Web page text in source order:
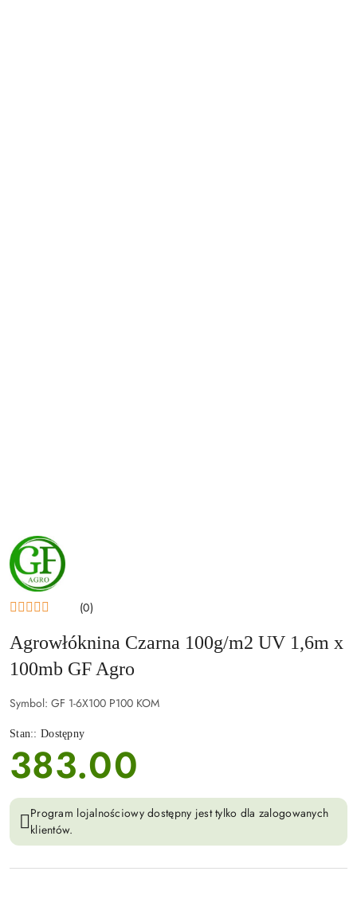
NAZWA
PRODUCENTA:
GF
AGRO
(0)
Agrowłóknina Czarna 100g/m2 UV 1,6m x
100mb GF Agro
Symbol: GF 1-6X100 P100 KOM
Stan:: Dostępny
cena:
383.00
Program lojalnościowy dostępny jest tylko dla zalogowanych
klientów.